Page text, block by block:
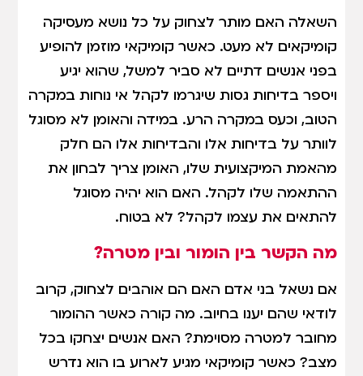
השאלה האם מותר לצחוק על כל נושא מעסיקה
קומיקאים לא מעט. כאשר קומיקאי מוזמן להופיע
בפני אנשים דתיים לא סביר למשל, שהוא יגיע
ויספר בדיחות גסות שיגרמו לקהל אי נוחות במקרה
הטוב, וכעס במקרה הרע. במידה והאומן לא מסוגל
לוותר על בדיחות אלו והבדיחות אלו הם חלק
מהאמת המיקצועית שלו, האומן צריך לבחון את
ההתאמה שלו לקהל. האם הוא יהיה מסוגל
להתאים את עצמו לקהל? לא בטוח.
מה הקשר בין הומור ובין מטרה?
אם נשאל בני אדם האם הם אוהבים לצחוק, קרוב
לודאי שהם יענו בחיוב. מה קורה כאשר ההומור
מחובר למטרה מסוימת? האם אנשים יצחקו בכל
מצב? כאשר קומיקאי מגיע לארוע בו הוא נדרש